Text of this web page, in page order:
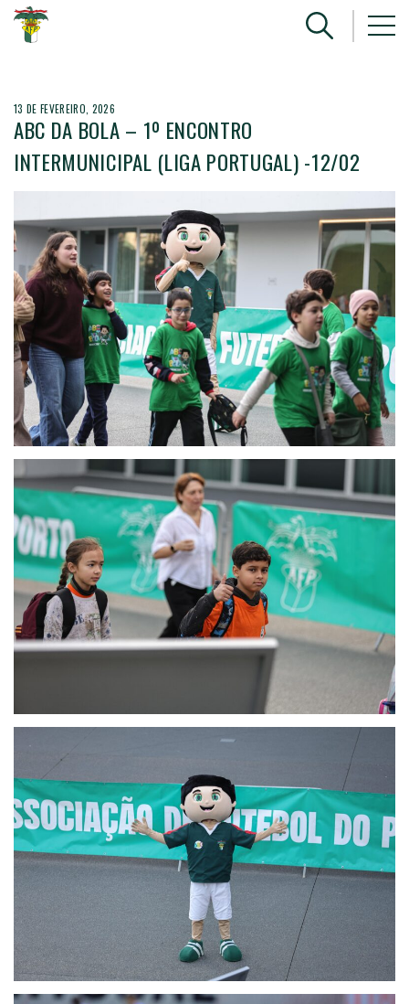
13 DE FEVEREIRO, 2026
ABC DA BOLA – 1º ENCONTRO
INTERMUNICIPAL (LIGA PORTUGAL) -12/02